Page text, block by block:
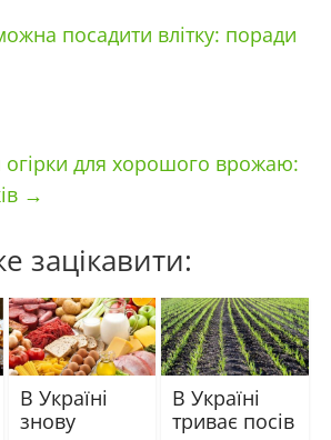
посадити влітку: поради
для хорошого врожаю:
→
зацікавити:
В Україні
знову
В Україні
триває посів